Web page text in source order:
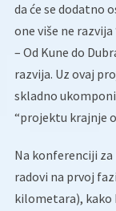
da će se dodatno
one više ne
– Od Kune do
razvija. Uz ovaj
skladno
“projektu krajnje
Na konferenciji
radovi na prvoj
kilometara), kako